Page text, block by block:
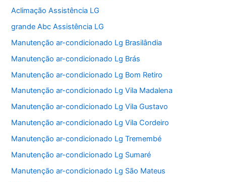
Aclimação Assistência LG
grande Abc Assistência LG
Manutenção ar-condicionado Lg Brasilândia
Manutenção ar-condicionado Lg Brás
Manutenção ar-condicionado Lg Bom Retiro
Manutenção ar-condicionado Lg Vila Madalena
Manutenção ar-condicionado Lg Vila Gustavo
Manutenção ar-condicionado Lg Vila Cordeiro
Manutenção ar-condicionado Lg Tremembé
Manutenção ar-condicionado Lg Sumaré
Manutenção ar-condicionado Lg São Mateus